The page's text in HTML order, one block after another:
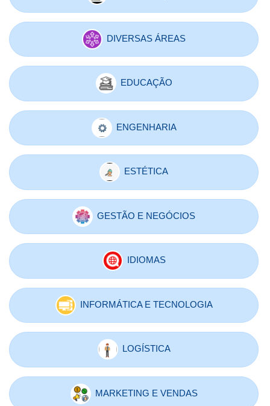
DIVERSAS ÁREAS
EDUCAÇÃO
ENGENHARIA
ESTÉTICA
GESTÃO E NEGÓCIOS
IDIOMAS
INFORMÁTICA E TECNOLOGIA
LOGÍSTICA
MARKETING E VENDAS